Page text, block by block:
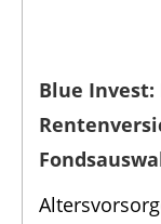
Blue Invest: